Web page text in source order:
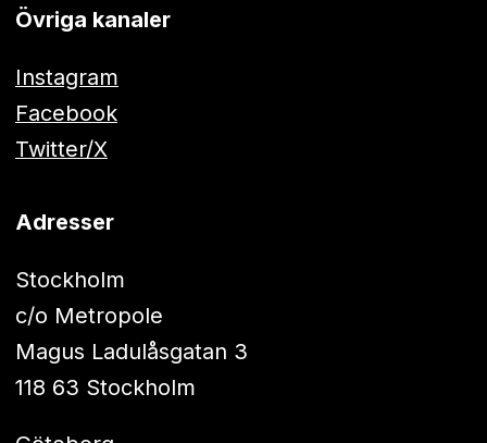
Övriga kanaler
Instagram
Facebook
Twitter/X
Adresser
Stockholm
c/o Metropole
Magus Ladulåsgatan 3
118 63 Stockholm